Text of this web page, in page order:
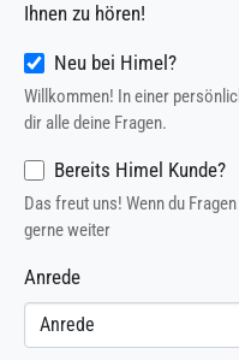
Ihnen zu hören!
Neu bei Himel?
Willkommen! In einer
dir alle deine Fragen.
Bereits Himel Kunde?
Das freut uns! Wenn du
gerne weiter
Anrede